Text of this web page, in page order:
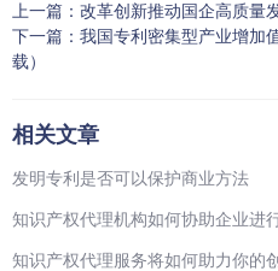
上一篇： 改革创新推动国企高质量
下一篇： 我国专利密集型产业增加
载）
相关文章
发明专利是否可以保护商业方法
知识产权代理机构如何协助企业进
知识产权代理服务将如何助力你的